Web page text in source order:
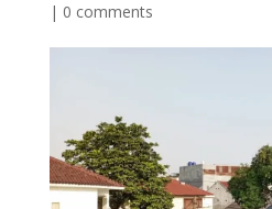
| 0 comments